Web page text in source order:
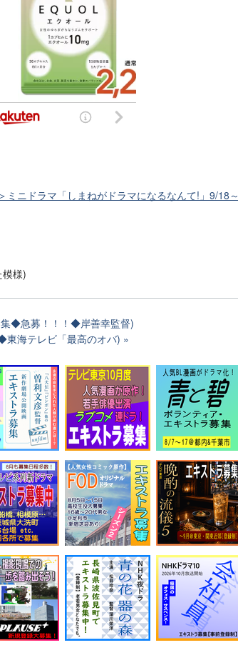
ニドラマ「しまねがドラマになるなんて!」9/18～
様)
◆急募！！！◆岸善幸監督)
東海テレビ「最高のオバ)